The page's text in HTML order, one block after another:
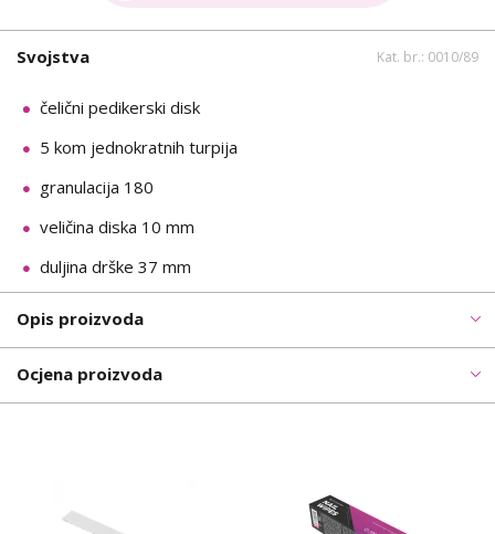
Svojstva Kat. br.: 0010/89
čelični pedikerski disk
5 kom jednokratnih turpija
granulacija 180
veličina diska 10 mm
duljina drške 37 mm
Opis proizvoda
Ocjena proizvoda